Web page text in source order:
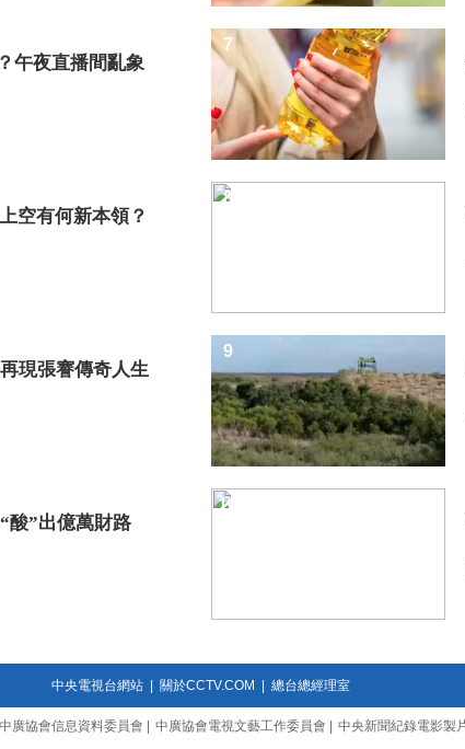
午夜直播間亂象
空有何新本領？
現張謇傳奇人生
酸”出億萬財路
7
8
9
10
中央電視台網站| 關於CCTV.COM 總台總經理室
中廣協會信息資料委員會 中廣協會電視文藝工作委員會 中央新聞紀錄電影製